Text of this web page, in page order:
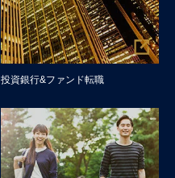
投資銀行&ファンド転職